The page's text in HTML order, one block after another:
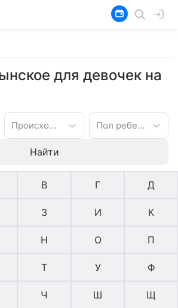
для девочек на
Происхождение имени Пол ребенка
Найти
В Г Д
З И К
Н О П
Т У Ф
Ч Ш Щ